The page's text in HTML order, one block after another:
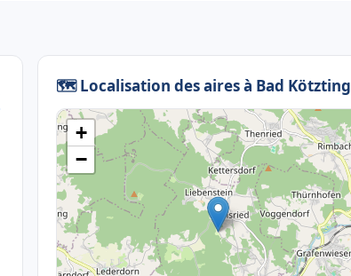
🗺️ Localisation des aires à Bad Kötzting
+
−